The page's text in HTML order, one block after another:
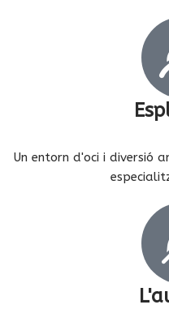
Un entorn d'oci i diversió